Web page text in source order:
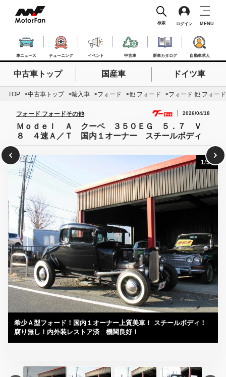
車ニュース チューニング イベント 中古車 新車カタログ 自動車求人
検索 ログイン MENU
検索したいキーワードを入力
検索
中古車トップ 国産車 ドイツ車
TOP 中古車トップ 輸入車 フォード 他 フォード フォード 他 フォー
フォード フォードその他 2026/04/18
Ｍｏｄｅｌ Ａ クーペ ３５０ＥＧ ５．７ Ｖ
８ ４速Ａ／Ｔ 国内１オーナー スチールボディ
希少Ａ型フォード！国内１オーナー上質美車！ スチールボディ！
腐り無し！内外装レストア済 機関良好！
1/59